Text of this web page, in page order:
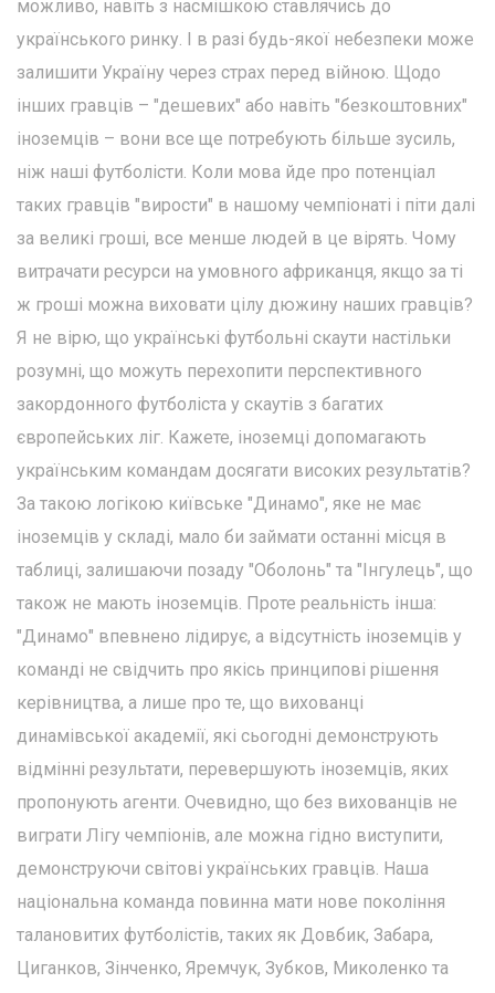
можливо, навіть з насмішкою ставлячись до
українського ринку. І в разі будь-якої небезпеки може
залишити Україну через страх перед війною. Щодо
інших гравців – "дешевих" або навіть "безкоштовних"
іноземців – вони все ще потребують більше зусиль,
ніж наші футболісти. Коли мова йде про потенціал
таких гравців "вирости" в нашому чемпіонаті і піти далі
за великі гроші, все менше людей в це вірять. Чому
витрачати ресурси на умовного африканця, якщо за ті
ж гроші можна виховати цілу дюжину наших гравців?
Я не вірю, що українські футбольні скаути настільки
розумні, що можуть перехопити перспективного
закордонного футболіста у скаутів з багатих
європейських ліг. Кажете, іноземці допомагають
українським командам досягати високих результатів?
За такою логікою київське "Динамо", яке не має
іноземців у складі, мало би займати останні місця в
таблиці, залишаючи позаду "Оболонь" та "Інгулець", що
також не мають іноземців. Проте реальність інша:
"Динамо" впевнено лідирує, а відсутність іноземців у
команді не свідчить про якісь принципові рішення
керівництва, а лише про те, що вихованці
динамівської академії, які сьогодні демонструють
відмінні результати, перевершують іноземців, яких
пропонують агенти. Очевидно, що без вихованців не
виграти Лігу чемпіонів, але можна гідно виступити,
демонструючи світові українських гравців. Наша
національна команда повинна мати нове покоління
талановитих футболістів, таких як Довбик, Забара,
Циганков, Зінченко, Яремчук, Зубков, Миколенко та